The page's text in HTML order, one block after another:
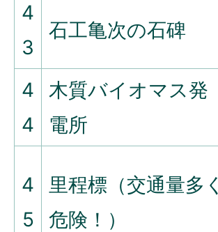
4
3
石工亀次の石碑
4
4
木質バイオマス発
電所
4
5
里程標（交通量多く
危険！）